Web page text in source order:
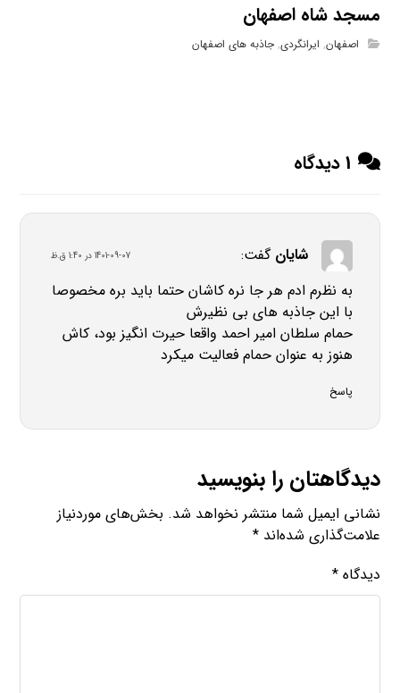
مسجد شاه اصفهان
اصفهان, ایرانگردی,جاذبه های اصفهان
1 دیدگاه
شایان گفت: 1401-09-07 در 1:40 ق.ظ
به نظرم ادم هر جا نره کاشان حتما باید بره مخصوصا
با این جاذبه های بی نظیرش
حمام سلطان امیر احمد واقعا حیرت انگیز بود، کاش
هنوز به عنوان حمام فعالیت میکرد
پاسخ
دیدگاهتان را بنویسید
نشانی ایمیل شما منتشر نخواهد شد. بخش‌های موردنیاز
علامت‌گذاری شده‌اند*
دیدگاه*